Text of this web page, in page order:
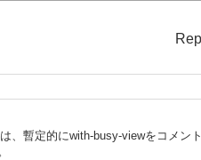
暫定的にwith-busy-viewをコメン